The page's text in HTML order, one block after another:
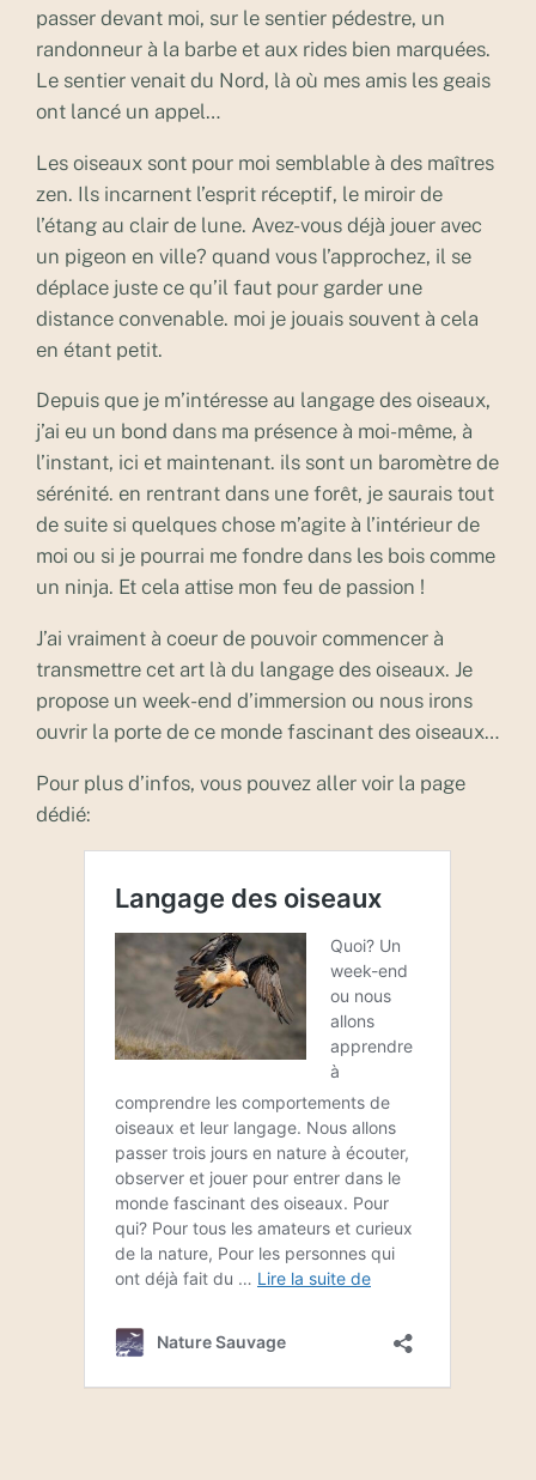
passer devant moi, sur le sentier pédestre, un
randonneur à la barbe et aux rides bien marquées.
Le sentier venait du Nord, là où mes amis les geais
ont lancé un appel…
Les oiseaux sont pour moi semblable à des maîtres
zen. Ils incarnent l’esprit réceptif, le miroir de
l’étang au clair de lune. Avez-vous déjà jouer avec
un pigeon en ville? quand vous l’approchez, il se
déplace juste ce qu’il faut pour garder une
distance convenable. moi je jouais souvent à cela
en étant petit.
Depuis que je m’intéresse au langage des oiseaux,
j’ai eu un bond dans ma présence à moi-même, à
l’instant, ici et maintenant. ils sont un baromètre de
sérénité. en rentrant dans une forêt, je saurais tout
de suite si quelques chose m’agite à l’intérieur de
moi ou si je pourrai me fondre dans les bois comme
un ninja. Et cela attise mon feu de passion !
J’ai vraiment à coeur de pouvoir commencer à
transmettre cet art là du langage des oiseaux. Je
propose un week-end d’immersion ou nous irons
ouvrir la porte de ce monde fascinant des oiseaux…
Pour plus d’infos, vous pouvez aller voir la page
dédié: